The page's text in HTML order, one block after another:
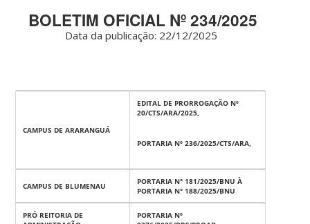
BOLETIM OFICIAL Nº 234/2025
Data da publicação: 22/12/2025
CAMPUS DE ARARANGUÁ
EDITAL DE PRORROGAÇÃO Nº
20/CTS/ARA/2025,
PORTARIA Nº 236/2025/CTS/ARA,
CAMPUS DE BLUMENAU
PORTARIA N° 181/2025/BNU À
PORTARIA N° 188/2025/BNU
PRÓ REITORIA DE
PORTARIA Nº